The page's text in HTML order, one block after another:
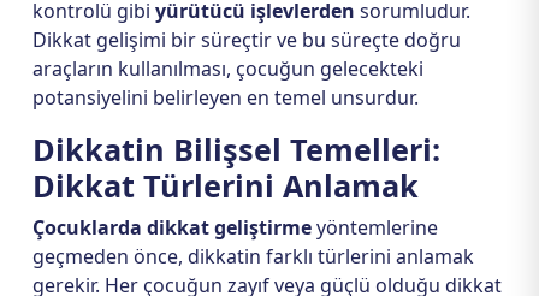
kontrolü gibi yürütücü işlevlerden sorumludur.
Dikkat gelişimi bir süreçtir ve bu süreçte doğru
araçların kullanılması, çocuğun gelecekteki
potansiyelini belirleyen en temel unsurdur.
Dikkatin Bilişsel Temelleri:
Dikkat Türlerini Anlamak
Çocuklarda dikkat geliştirmeyöntemlerine
geçmeden önce, dikkatin farklı türlerini anlamak
gerekir. Her çocuğun zayıf veya güçlü olduğu dikkat